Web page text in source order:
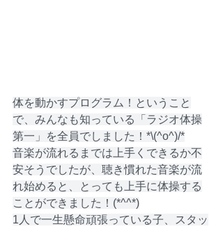
体を動かすプログラム！ということ
で、みんなも知っている「ラジオ体操
第一」を全員でしました！*\(^o^)/*
音楽が流れるまでは上手くできるか不
安そうでしたが、聴き慣れた音楽が流
れ始めると、とっても上手に体操する
ことができました！(*^^*)
1人で一生懸命頑張っている子、スタッ